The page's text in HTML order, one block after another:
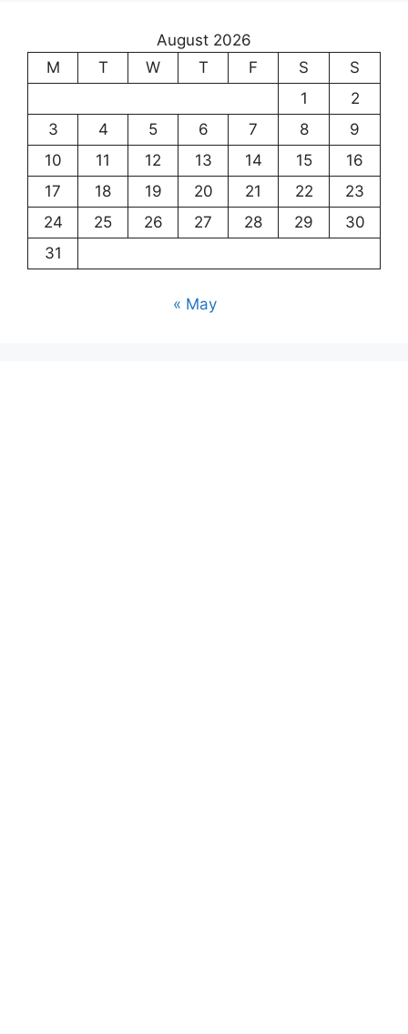
August 2026
M
T W T F S
S
1
2
3
4 5 6 7 8
9
10
11 12 13 14 15
16
17
18 19 20 21 22
23
24
25 26 27 28 29
30
31
« May